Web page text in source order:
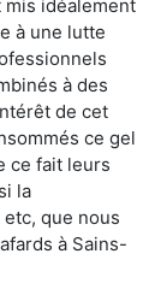
idéalement
à une lutte
à des
de cet
ce gel
ce fait leurs
la
que nous
à Sains-